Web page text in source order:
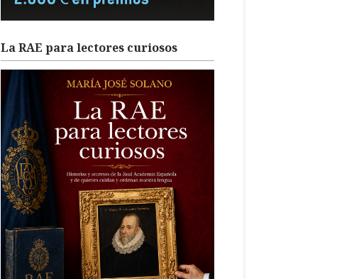
La RAE para lectores curiosos